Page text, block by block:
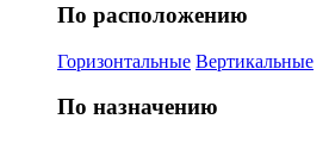
По расположению
Горизонтальные Вертикальные
По назначению